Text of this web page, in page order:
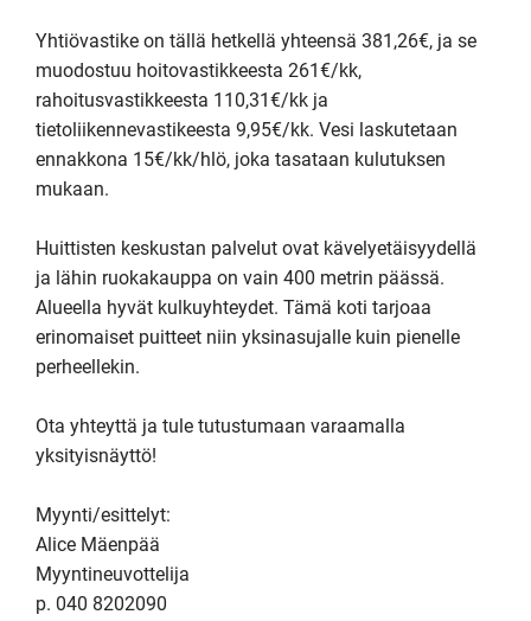
Yhtiövastike on tällä hetkellä yhteensä 381,26€, ja se
muodostuu hoitovastikkeesta 261€/kk,
rahoitusvastikkeesta 110,31€/kk ja
tietoliikennevastikeesta 9,95€/kk. Vesi laskutetaan
ennakkona 15€/kk/hlö, joka tasataan kulutuksen
mukaan.
Huittisten keskustan palvelut ovat kävelyetäisyydellä
ja lähin ruokakauppa on vain 400 metrin päässä.
Alueella hyvät kulkuyhteydet. Tämä koti tarjoaa
erinomaiset puitteet niin yksinasujalle kuin pienelle
perheellekin.
Ota yhteyttä ja tule tutustumaan varaamalla
yksityisnäyttö!
Myynti/esittelyt:
Alice Mäenpää
Myyntineuvottelija
p. 040 8202090